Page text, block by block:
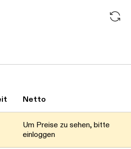
Daten werden geladen.
Netto
Um Preise zu sehen, bitte
einloggen